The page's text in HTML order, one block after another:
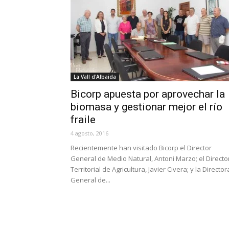
La Vall d'Albaida
Bicorp apuesta por aprovechar la
biomasa y gestionar mejor el río
fraile
4 agosto, 2016
Recientemente han visitado Bicorp el Director
General de Medio Natural, Antoni Marzo; el
Territorial de Agricultura, Javier Civera; y la
General de...